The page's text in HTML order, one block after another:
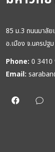
85 ม.3 ถนนมาลั
อ.เมือง จ.นครปฐ
Phone: 0 3410
Email: